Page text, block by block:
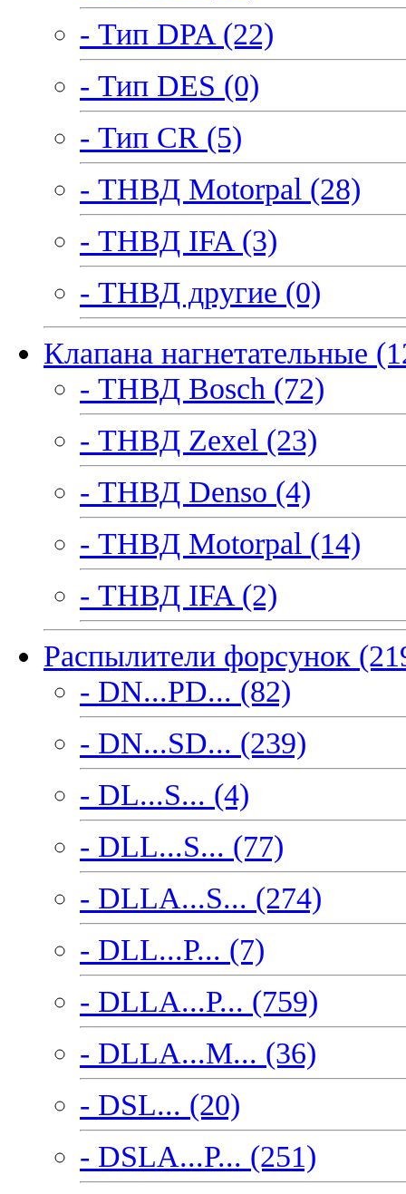
- Тип DPA (22)
- Тип DES (0)
- Тип CR (5)
- ТНВД Motorpal (28)
- ТНВД IFA (3)
- ТНВД другие (0)
Клапана нагнетательные
- ТНВД Bosch (72)
- ТНВД Zexel (23)
- ТНВД Denso (4)
- ТНВД Motorpal (14)
- ТНВД IFA (2)
Распылители форсунок
- DN...PD... (82)
- DN...SD... (239)
- DL...S... (4)
- DLL...S... (77)
- DLLA...S... (274)
- DLL...P... (7)
- DLLA...P... (759)
- DLLA...M... (36)
- DSL... (20)
- DSLA...P... (251)